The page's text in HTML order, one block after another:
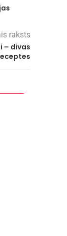
raksts
– divas